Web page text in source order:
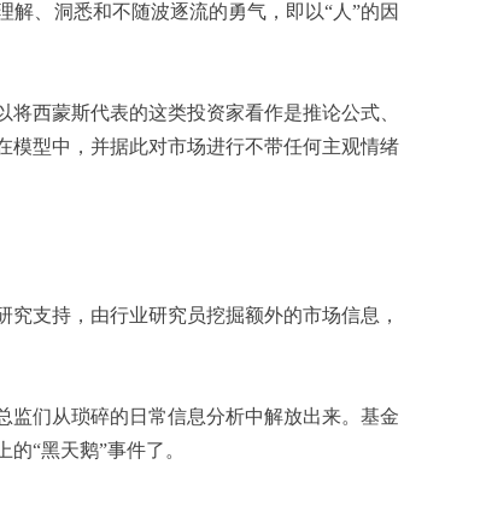
、洞悉和不随波逐流的勇气，即以“人”的因
西蒙斯代表的这类投资家看作是推论公式、
模型中，并据此对市场进行不带任何主观情绪
支持，由行业研究员挖掘额外的市场信息，
们从琐碎的日常信息分析中解放出来。基金
“黑天鹅”事件了。